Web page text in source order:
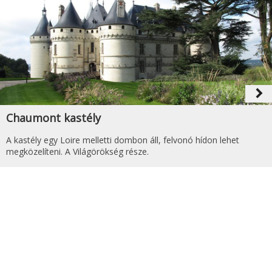
navigate_next
Chaumont kastély
A kastély egy Loire melletti dombon áll, felvonó hídon lehet
megközelíteni. A Világörökség része.